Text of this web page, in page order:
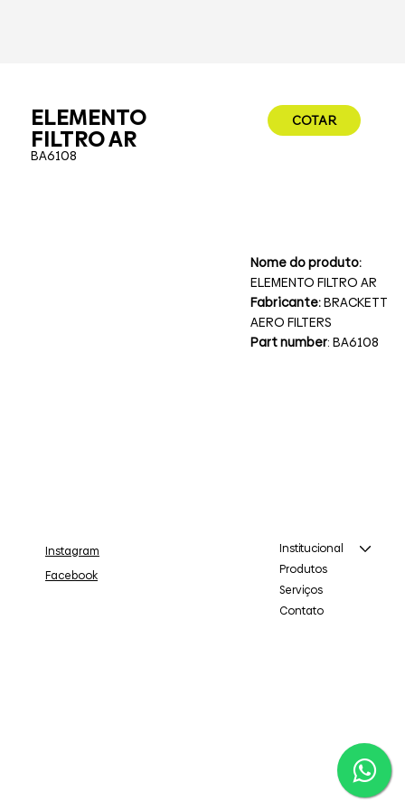
ELEMENTO
FILTRO AR
BA6108
COTAR
Nome do produto:
ELEMENTO FILTRO AR
Fabricante:BRACKETT
AERO FILTERS
Part number: BA6108
Institucional
Produtos
Serviços
Contato
Instagram
Facebook